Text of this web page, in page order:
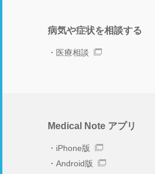
病気や症状を相談する
医療相談
Medical Note アプリ
iPhone版
Android版